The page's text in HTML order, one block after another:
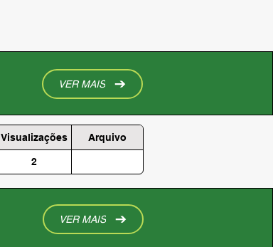
VER MAIS
Visualizações Arquivo
2
VER MAIS